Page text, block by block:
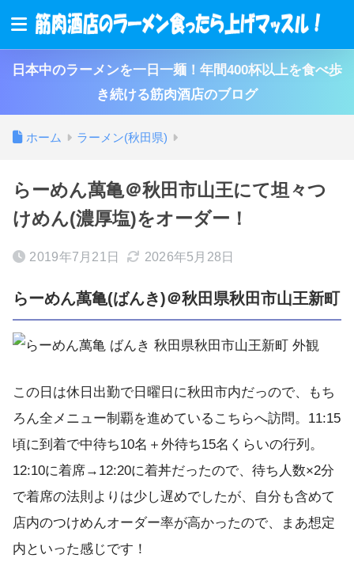
日本中のラーメンを一日一麺！年間400杯以上を食べ歩
き続ける筋肉酒店のブログ
ホーム ラーメン(秋田県)
らーめん萬亀＠秋田市山王にて坦々つ
けめん(濃厚塩)をオーダー！
2019年7月21日 2026年5月28日
らーめん萬亀(ばんき)＠秋田県秋田市山王新町
この日は休日出勤で日曜日に秋田市内だっので、もち
ろん全メニュー制覇を進めているこちらへ訪問。11:15
頃に到着で中待ち10名＋外待ち15名くらいの行列。
12:10に着席→12:20に着丼だったので、待ち人数×2分
で着席の法則よりは少し遅めでしたが、自分も含めて
店内のつけめんオーダー率が高かったので、まあ想定
内といった感じです！